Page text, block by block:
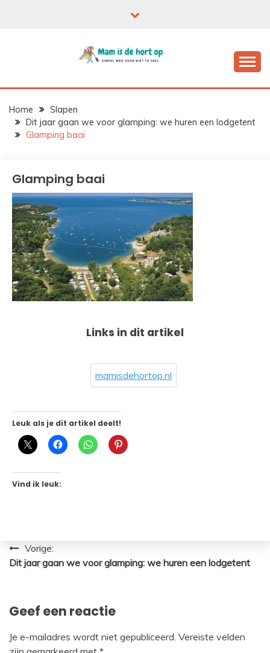
Home
Slapen
Dit jaar gaan we voor glamping: we huren een lodgetent
Glamping baai
Glamping baai
Links in dit artikel
mamisdehortop.nl
Leuk als je dit artikel deelt!
Vind ik leuk:
Bericht
navigatie
Vorige:
Dit jaar gaan we voor glamping: we huren een lodgetent
Geef een reactie
Je e-mailadres wordt niet gepubliceerd. Vereiste velden